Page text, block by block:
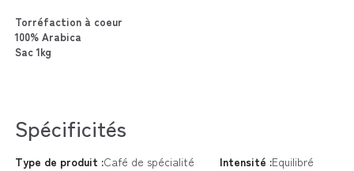
Torréfaction à coeur
100% Arabica
Sac 1kg
Spécificités
Type de produit :Café de spécialité Intensité :Equilibré